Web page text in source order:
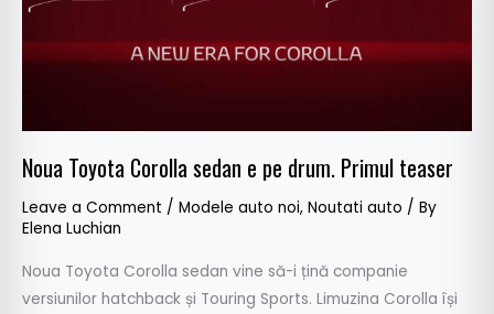
Noua Toyota Corolla sedan e pe drum. Primul teaser
Leave a Comment / Modele auto noi, Noutati auto / By
Elena Luchian
Noua Toyota Corolla sedan vine să-i țină companie
versiunilor hatchback și Touring Sports. Limuzina Corolla își